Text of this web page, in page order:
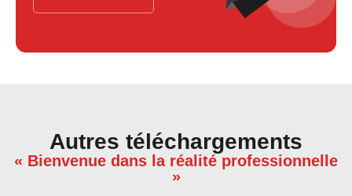
Autres téléchargements
« Bienvenue dans la réalité professionnelle
»